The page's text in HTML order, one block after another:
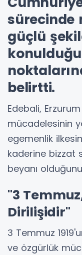
sürecinde
güçlü
belirtti.
Edebali,
mücadelesinin
egemenlik
kaderine bizzat
beyanı
"3
Dirilişidir"
3 Temmuz
ve özgürlük